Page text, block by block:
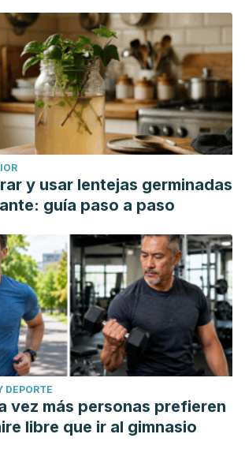
y usar lentejas germinadas
guía paso a paso
DEPORTE
vez más personas prefieren
libre que ir al gimnasio